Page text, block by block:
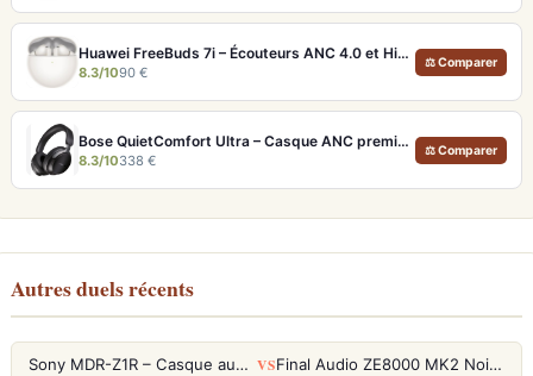
Huawei FreeBuds 7i – Écouteurs ANC 4.0 et Hi-Res LDAC pour moins de 100€
8.3/1090 €
⚖ Comparer
Bose QuietComfort Ultra – Casque ANC premium avec son spatial immersif et autonomie 30h
8.3/10338 €
⚖ Comparer
Autres duels récents
Sony MDR-Z1R – Casque audiophile fermé haute résolution VS Final Audio ZE8000 MK2 Noir – Écouteurs True Wireless audiophiles 8K Sound